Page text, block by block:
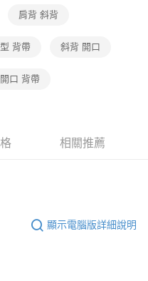
肩背 斜背
背帶 斜背 開口
開口 背帶
相關推薦
顯示電腦版詳細說明